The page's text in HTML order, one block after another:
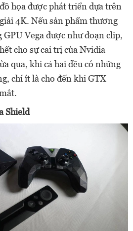
họa được phát triển dựa trên
4K. Nếu sản phẩm thương
Vega được như đoạn clip,
cho sự cai trị của Nvidia
qua, khi cả hai đều có những
chí ít là cho đến khi GTX
Shield